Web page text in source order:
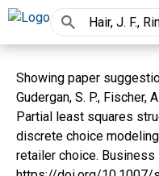
Showing paper
Gudergan, S. P., Fischer,
Partial least squares
discrete choice
retailer choice. Business